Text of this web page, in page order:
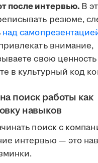
после интервью. В
резюме,
над
внимание,
свою
в культурный код
поиск работы как
навыков
поиск с
интервью — это